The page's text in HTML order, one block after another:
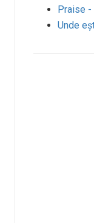
Praise -
Unde